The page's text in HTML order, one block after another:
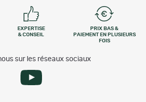
EXPERTISE
& CONSEIL
PRIX BAS &
PAIEMENT EN PLUSIEURS
FOIS
sur les réseaux sociaux